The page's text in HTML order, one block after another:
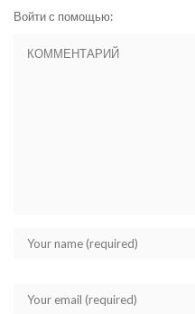
Войти с помощью: